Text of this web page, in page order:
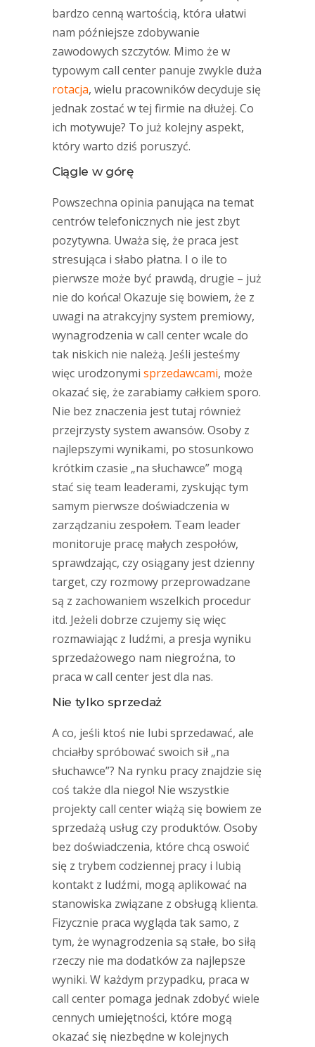
bardzo cenną wartością, która ułatwi
nam późniejsze zdobywanie
zawodowych szczytów. Mimo że w
typowym call center panuje zwykle duża
rotacja, wielu pracowników decyduje się
jednak zostać w tej firmie na dłużej. Co
ich motywuje? To już kolejny aspekt,
który warto dziś poruszyć.
Ciągle w górę
Powszechna opinia panująca na temat
centrów telefonicznych nie jest zbyt
pozytywna. Uważa się, że praca jest
stresująca i słabo płatna. I o ile to
pierwsze może być prawdą, drugie – już
nie do końca! Okazuje się bowiem, że z
uwagi na atrakcyjny system premiowy,
wynagrodzenia w call center wcale do
tak niskich nie należą. Jeśli jesteśmy
więc urodzonymi sprzedawcami, może
okazać się, że zarabiamy całkiem sporo.
Nie bez znaczenia jest tutaj również
przejrzysty system awansów. Osoby z
najlepszymi wynikami, po stosunkowo
krótkim czasie „na słuchawce” mogą
stać się team leaderami, zyskując tym
samym pierwsze doświadczenia w
zarządzaniu zespołem. Team leader
monitoruje pracę małych zespołów,
sprawdzając, czy osiągany jest dzienny
target, czy rozmowy przeprowadzane
są z zachowaniem wszelkich procedur
itd. Jeżeli dobrze czujemy się więc
rozmawiając z ludźmi, a presja wyniku
sprzedażowego nam niegroźna, to
praca w call center jest dla nas.
Nie tylko sprzedaż
A co, jeśli ktoś nie lubi sprzedawać, ale
chciałby spróbować swoich sił „na
słuchawce”? Na rynku pracy znajdzie się
coś także dla niego! Nie wszystkie
projekty call center wiążą się bowiem ze
sprzedażą usług czy produktów. Osoby
bez doświadczenia, które chcą oswoić
się z trybem codziennej pracy i lubią
kontakt z ludźmi, mogą aplikować na
stanowiska związane z obsługą klienta.
Fizycznie praca wygląda tak samo, z
tym, że wynagrodzenia są stałe, bo siłą
rzeczy nie ma dodatków za najlepsze
wyniki. W każdym przypadku, praca w
call center pomaga jednak zdobyć wiele
cennych umiejętności, które mogą
okazać się niezbędne w kolejnych